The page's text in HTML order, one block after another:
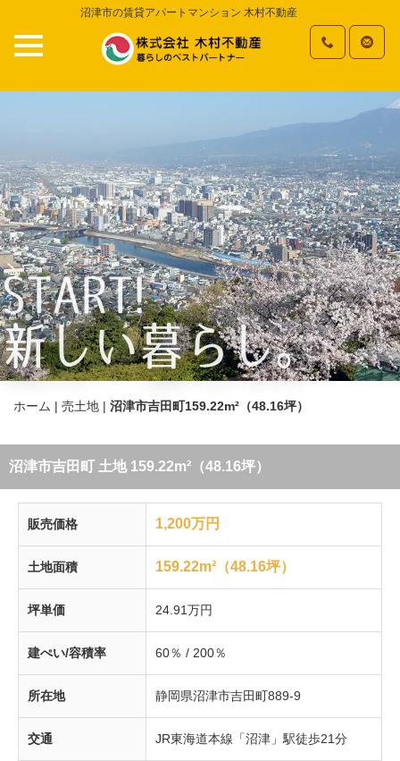
沼津市の賃貸アパートマンション 木村不動産
START!
新しい暮らし。
ホーム | 売土地 | 沼津市吉田町159.22m²（48.16坪）
沼津市吉田町 土地 159.22m²（48.16坪）
販売価格 1,200万円
土地面積 159.22m²（48.16坪）
坪単価 24.91万円
建ぺい/容積率 60％ / 200％
所在地 静岡県沼津市吉田町889-9
交通 JR東海道本線「沼津」駅徒歩21分